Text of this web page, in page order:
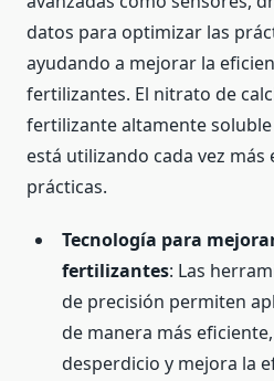
datos para optimizar las
ayudando a mejorar la
fertilizantes. El nitrato de
fertilizante altamente
está utilizando cada vez más
prácticas.
Tecnología para
fertilizantes: Las
de precisión permiten
de manera más
desperdicio y mejora la